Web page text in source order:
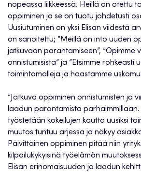
nopeassa liikkeessä. Heillä on otettu
oppiminen ja se on tuotu johdetusti
Uusiutuminen on yksi Elisan viidestä
on sanoitettu; ”Meillä on into uuden
jatkuvaan parantamiseen”, ”Opimme
onnistumisista” ja ”Etsimme rohkeasti
toimintamalleja ja haastamme
”Jatkuva oppiminen onnistumisten ja
laadun parantamista parhaimmillaan.
työstetään kokeilujen kautta uusiksi
muutos tuntuu arjessa ja näkyy
Päivittäinen oppiminen pitää niin
kilpailukykyisinä työelämän
Elisan erinomaisuuden ja laadun